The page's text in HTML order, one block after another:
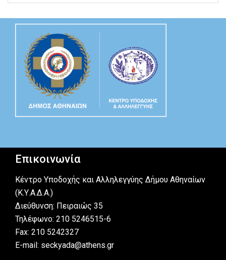
Επικοινωνία
Κέντρο Υποδοχής και Αλληλεγγύης Δήμου Αθηναίων
(Κ.Υ.Α.Δ.Α.)
Διεύθυνση: Πειραιώς 35
Τηλέφωνο: 210 5246515-6
Fax: 210 5242327
E-mail: seckyada@athens.gr